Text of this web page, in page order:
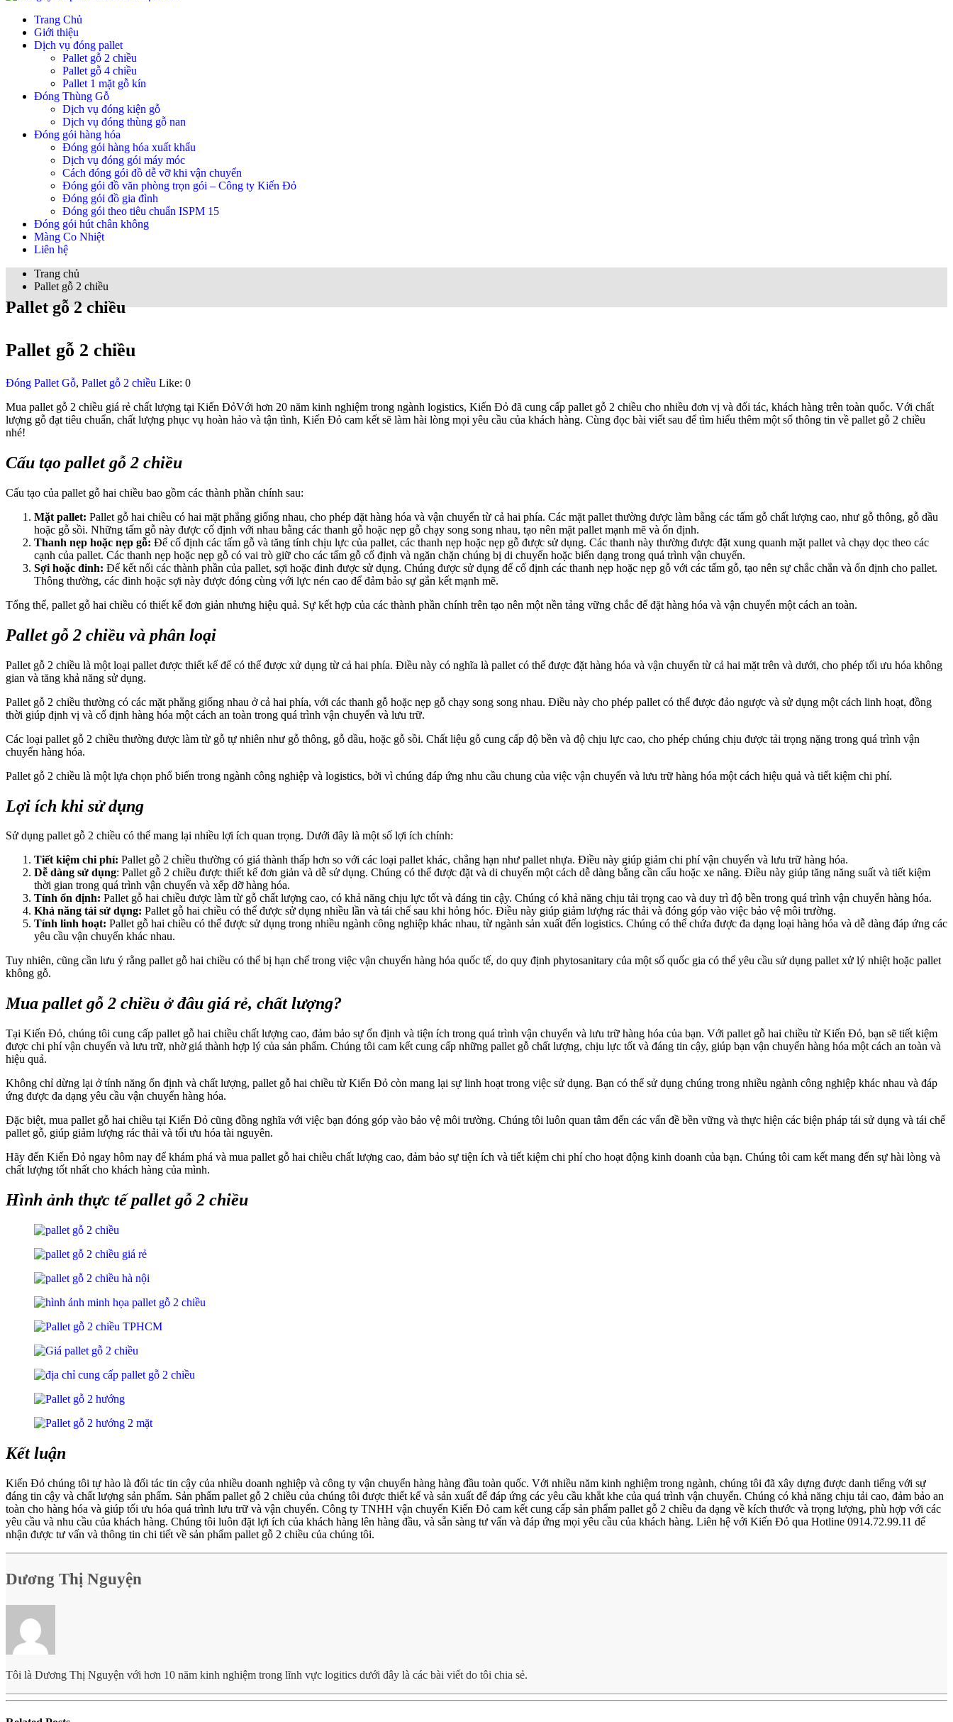
Trang Chủ
Giới thiệu
Dịch vụ đóng pallet
Pallet gỗ 2 chiều
Pallet gỗ 4 chiều
Pallet 1 mặt gỗ kín
Đóng Thùng Gỗ
Dịch vụ đóng kiện gỗ
Dịch vụ đóng thùng gỗ nan
Đóng gói hàng hóa
Đóng gói hàng hóa xuất khẩu
Dịch vụ đóng gói máy móc
Cách đóng gói đồ dễ vỡ khi vận chuyển
Đóng gói đồ văn phòng trọn gói – Công ty Kiến Đỏ
Đóng gói đồ gia đình
Đóng gói theo tiêu chuẩn ISPM 15
Đóng gói hút chân không
Màng Co Nhiệt
Liên hệ
Trang chủ
Pallet gỗ 2 chiều
Pallet gỗ 2 chiều
Pallet gỗ 2 chiều
Đóng Pallet Gỗ, Pallet gỗ 2 chiều Like: 0
Mua pallet gỗ 2 chiều giá rẻ chất lượng tại Kiến ĐỏVới hơn 20 năm kinh nghiệm trong ngành logistics, Kiến Đỏ đã cung cấp pallet gỗ 2 chiều cho nhiều đơn vị và đối tác, khách hàng trên toàn quốc. Với chất
lượng gỗ đạt tiêu chuẩn, chất lượng phục vụ hoàn hảo và tận tình, Kiến Đỏ cam kết sẽ làm hài lòng mọi yêu cầu của khách hàng. Cùng đọc bài viết sau để tìm hiểu thêm một số thông tin về pallet gỗ 2 chiều
nhé!
Cấu tạo pallet gỗ 2 chiều
Cấu tạo của pallet gỗ hai chiều bao gồm các thành phần chính sau:
Mặt pallet: Pallet gỗ hai chiều có hai mặt phẳng giống nhau, cho phép đặt hàng hóa và vận chuyển từ cả hai phía. Các mặt pallet thường được làm bằng các tấm gỗ chất lượng cao, như gỗ thông, gỗ dầu
hoặc gỗ sồi. Những tấm gỗ này được cố định với nhau bằng các thanh gỗ hoặc nẹp gỗ chạy song song nhau, tạo nên mặt pallet mạnh mẽ và ổn định.
Thanh nẹp hoặc nẹp gỗ: Để cố định các tấm gỗ và tăng tính chịu lực của pallet, các thanh nẹp hoặc nẹp gỗ được sử dụng. Các thanh này thường được đặt xung quanh mặt pallet và chạy dọc theo các
cạnh của pallet. Các thanh nẹp hoặc nẹp gỗ có vai trò giữ cho các tấm gỗ cố định và ngăn chặn chúng bị di chuyển hoặc biến dạng trong quá trình vận chuyển.
Sợi hoặc đinh: Để kết nối các thành phần của pallet, sợi hoặc đinh được sử dụng. Chúng được sử dụng để cố định các thanh nẹp hoặc nẹp gỗ với các tấm gỗ, tạo nên sự chắc chắn và ổn định cho pallet.
Thông thường, các đinh hoặc sợi này được đóng cùng với lực nén cao để đảm bảo sự gắn kết mạnh mẽ.
Tổng thể, pallet gỗ hai chiều có thiết kế đơn giản nhưng hiệu quả. Sự kết hợp của các thành phần chính trên tạo nên một nền tảng vững chắc để đặt hàng hóa và vận chuyển một cách an toàn.
Pallet gỗ 2 chiều và phân loại
Pallet gỗ 2 chiều là một loại pallet được thiết kế để có thể được xử dụng từ cả hai phía. Điều này có nghĩa là pallet có thể được đặt hàng hóa và vận chuyển từ cả hai mặt trên và dưới, cho phép tối ưu hóa không
gian và tăng khả năng sử dụng.
Pallet gỗ 2 chiều thường có các mặt phẳng giống nhau ở cả hai phía, với các thanh gỗ hoặc nẹp gỗ chạy song song nhau. Điều này cho phép pallet có thể được đảo ngược và sử dụng một cách linh hoạt, đồng
thời giúp định vị và cố định hàng hóa một cách an toàn trong quá trình vận chuyển và lưu trữ.
Các loại pallet gỗ 2 chiều thường được làm từ gỗ tự nhiên như gỗ thông, gỗ dầu, hoặc gỗ sồi. Chất liệu gỗ cung cấp độ bền và độ chịu lực cao, cho phép chúng chịu được tải trọng nặng trong quá trình vận
chuyển hàng hóa.
Pallet gỗ 2 chiều là một lựa chọn phổ biến trong ngành công nghiệp và logistics, bởi vì chúng đáp ứng nhu cầu chung của việc vận chuyển và lưu trữ hàng hóa một cách hiệu quả và tiết kiệm chi phí.
Lợi ích khi sử dụng
Sử dụng pallet gỗ 2 chiều có thể mang lại nhiều lợi ích quan trọng. Dưới đây là một số lợi ích chính:
Tiết kiệm chi phí: Pallet gỗ 2 chiều thường có giá thành thấp hơn so với các loại pallet khác, chẳng hạn như pallet nhựa. Điều này giúp giảm chi phí vận chuyển và lưu trữ hàng hóa.
Dễ dàng sử dụng: Pallet gỗ 2 chiều được thiết kế đơn giản và dễ sử dụng. Chúng có thể được đặt và di chuyển một cách dễ dàng bằng cần cẩu hoặc xe nâng. Điều này giúp tăng năng suất và tiết kiệm
thời gian trong quá trình vận chuyển và xếp dỡ hàng hóa.
Tính ổn định: Pallet gỗ hai chiều được làm từ gỗ chất lượng cao, có khả năng chịu lực tốt và đáng tin cậy. Chúng có khả năng chịu tải trọng cao và duy trì độ bền trong quá trình vận chuyển hàng hóa.
Khả năng tái sử dụng: Pallet gỗ hai chiều có thể được sử dụng nhiều lần và tái chế sau khi hỏng hóc. Điều này giúp giảm lượng rác thải và đóng góp vào việc bảo vệ môi trường.
Tính linh hoạt: Pallet gỗ hai chiều có thể được sử dụng trong nhiều ngành công nghiệp khác nhau, từ ngành sản xuất đến logistics. Chúng có thể chứa được đa dạng loại hàng hóa và dễ dàng đáp ứng các
yêu cầu vận chuyển khác nhau.
Tuy nhiên, cũng cần lưu ý rằng pallet gỗ hai chiều có thể bị hạn chế trong việc vận chuyển hàng hóa quốc tế, do quy định phytosanitary của một số quốc gia có thể yêu cầu sử dụng pallet xử lý nhiệt hoặc pallet
không gỗ.
Mua pallet gỗ 2 chiều ở đâu giá rẻ, chất lượng?
Tại Kiến Đỏ, chúng tôi cung cấp pallet gỗ hai chiều chất lượng cao, đảm bảo sự ổn định và tiện ích trong quá trình vận chuyển và lưu trữ hàng hóa của bạn. Với pallet gỗ hai chiều từ Kiến Đỏ, bạn sẽ tiết kiệm
được chi phí vận chuyển và lưu trữ, nhờ giá thành hợp lý của sản phẩm. Chúng tôi cam kết cung cấp những pallet gỗ chất lượng, chịu lực tốt và đáng tin cậy, giúp bạn vận chuyển hàng hóa một cách an toàn và
hiệu quả.
Không chỉ dừng lại ở tính năng ổn định và chất lượng, pallet gỗ hai chiều từ Kiến Đỏ còn mang lại sự linh hoạt trong việc sử dụng. Bạn có thể sử dụng chúng trong nhiều ngành công nghiệp khác nhau và đáp
ứng được đa dạng yêu cầu vận chuyển hàng hóa.
Đặc biệt, mua pallet gỗ hai chiều tại Kiến Đỏ cũng đồng nghĩa với việc bạn đóng góp vào bảo vệ môi trường. Chúng tôi luôn quan tâm đến các vấn đề bền vững và thực hiện các biện pháp tái sử dụng và tái chế
pallet gỗ, giúp giảm lượng rác thải và tối ưu hóa tài nguyên.
Hãy đến Kiến Đỏ ngay hôm nay để khám phá và mua pallet gỗ hai chiều chất lượng cao, đảm bảo sự tiện ích và tiết kiệm chi phí cho hoạt động kinh doanh của bạn. Chúng tôi cam kết mang đến sự hài lòng và
chất lượng tốt nhất cho khách hàng của mình.
Hình ảnh thực tế pallet gỗ 2 chiều
Kết luận
Kiến Đỏ chúng tôi tự hào là đối tác tin cậy của nhiều doanh nghiệp và công ty vận chuyển hàng hàng đầu toàn quốc. Với nhiều năm kinh nghiệm trong ngành, chúng tôi đã xây dựng được danh tiếng với sự
đáng tin cậy và chất lượng sản phẩm. Sản phẩm pallet gỗ 2 chiều của chúng tôi được thiết kế và sản xuất để đáp ứng các yêu cầu khắt khe của quá trình vận chuyển. Chúng có khả năng chịu tải cao, đảm bảo an
toàn cho hàng hóa và giúp tối ưu hóa quá trình lưu trữ và vận chuyển. Công ty TNHH vận chuyển Kiến Đỏ cam kết cung cấp sản phẩm pallet gỗ 2 chiều đa dạng về kích thước và trọng lượng, phù hợp với các
yêu cầu và nhu cầu của khách hàng. Chúng tôi luôn đặt lợi ích của khách hàng lên hàng đầu, và sẵn sàng tư vấn và đáp ứng mọi yêu cầu của khách hàng. Liên hệ với Kiến Đỏ qua Hotline 0914.72.99.11 để
nhận được tư vấn và thông tin chi tiết về sản phẩm pallet gỗ 2 chiều của chúng tôi.
Dương Thị Nguyện
Tôi là Dương Thị Nguyện với hơn 10 năm kinh nghiệm trong lĩnh vực logitics dưới đây là các bài viết do tôi chia sẻ.